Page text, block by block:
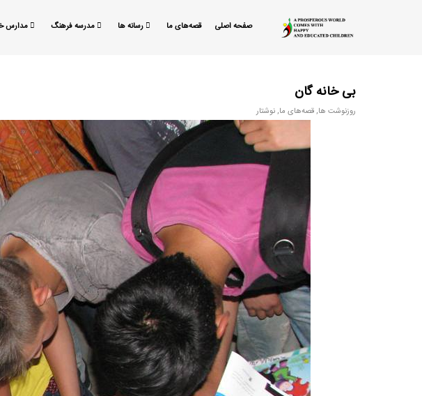
صفحه اصلی قصه‌های ما رسانه ها مدرسه فرهنگ مدارس
بی خانه گان
روزنوشت ها,قصه‌های ما,نوشتار